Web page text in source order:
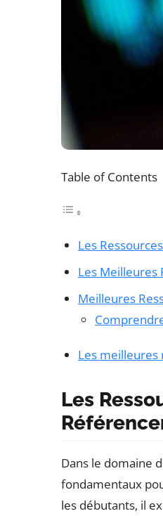
Table of Contents
Les
Les Meilleures
Meilleures
Les meilleures
Les
Dans le domaine
fondamentaux
les débutants, il